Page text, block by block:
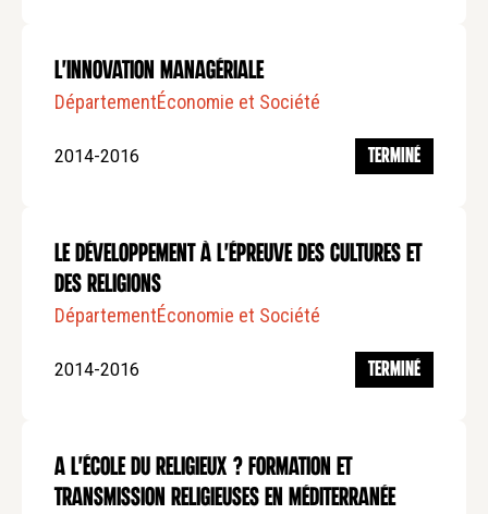
L'innovation managériale
DépartementÉconomie et Société
2014-2016 TERMINÉ
Le développement à l'épreuve des cultures et
des religions
DépartementÉconomie et Société
2014-2016 TERMINÉ
A l'école du religieux ? formation et
transmission religieuses en méditerranée